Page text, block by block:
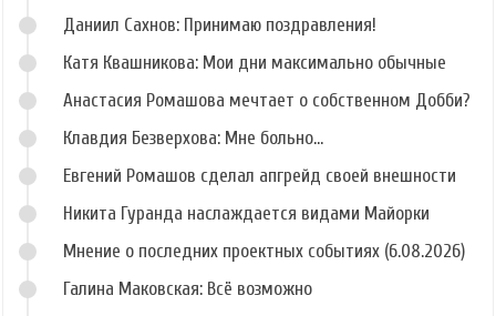
Даниил Сахнов: Принимаю поздравления!
Катя Квашникова: Мои дни максимально обычные
Анастасия Ромашова мечтает о собственном Добби?
Клавдия Безверхова: Мне больно...
Евгений Ромашов сделал апгрейд своей внешности
Никита Гуранда наслаждается видами Майорки
Мнение о последних проектных событиях (6.08.2026)
Галина Маковская: Всё возможно